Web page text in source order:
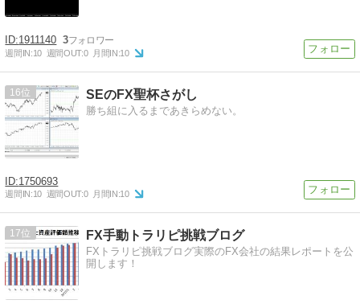
1911140 3
週間IN:10 週間OUT:0 月間IN:10
16 SEのFX聖杯さがし
勝ち組に入るまであきらめない。
1750693
週間IN:10 週間OUT:0 月間IN:10
17 FX手動トラリピ挑戦ブログ
FXトラリピ挑戦ブログ実際のFX会社の結果レポートを公
開します！